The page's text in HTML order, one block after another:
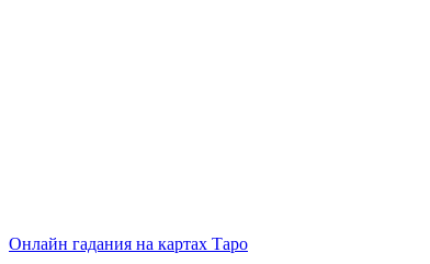
Онлайн гадания на картах Таро